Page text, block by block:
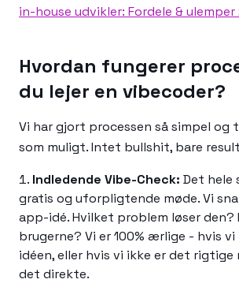
in-house udvikler: Fordele &
Hvordan fungerer
du lejer en vibecoder?
Vi har gjort processen så simpel og
som muligt. Intet bullshit, bare
Indledende Vibe-Check: Det hele
gratis og uforpligtende møde. Vi
app-idé. Hvilket problem løser den?
brugerne? Vi er 100% ærlige - hvis
idéen, eller hvis vi ikke er det rigtige
det direkte.